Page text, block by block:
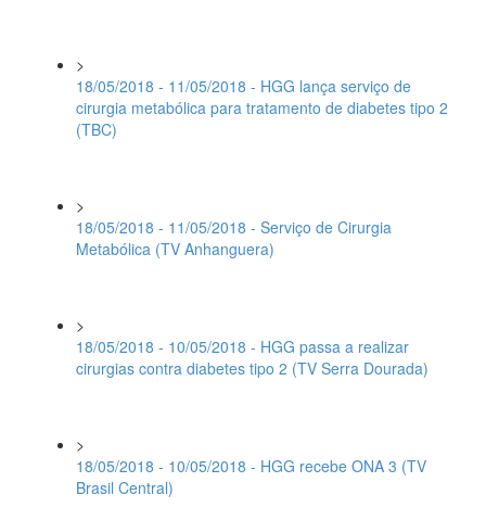
>
18/05/2018 - 11/05/2018 - HGG lança serviço de
cirurgia metabólica para tratamento de diabetes tipo 2
(TBC)
>
18/05/2018 - 11/05/2018 - Serviço de Cirurgia
Metabólica (TV Anhanguera)
>
18/05/2018 - 10/05/2018 - HGG passa a realizar
cirurgias contra diabetes tipo 2 (TV Serra Dourada)
>
18/05/2018 - 10/05/2018 - HGG recebe ONA 3 (TV
Brasil Central)